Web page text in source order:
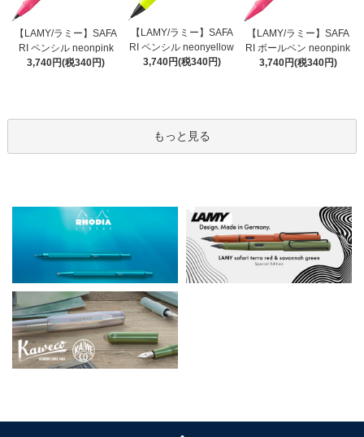
【LAMY/ラミー】SAFA
RI ペンシル neonpink
3,740円(税340円)
【LAMY/ラミー】SAFA
RI ペンシル neonyellow
3,740円(税340円)
【LAMY/ラミー】SAFA
RI ボールペン neonpink
3,740円(税340円)
もっと見る